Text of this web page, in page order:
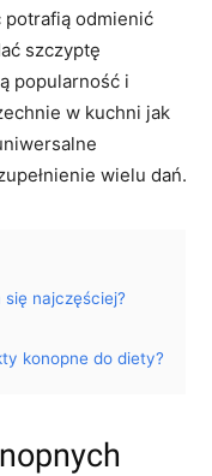
potrafią odmienić
szczyptę
popularność i
w kuchni jak
wielu dań.
najczęściej?
konopne do diety?